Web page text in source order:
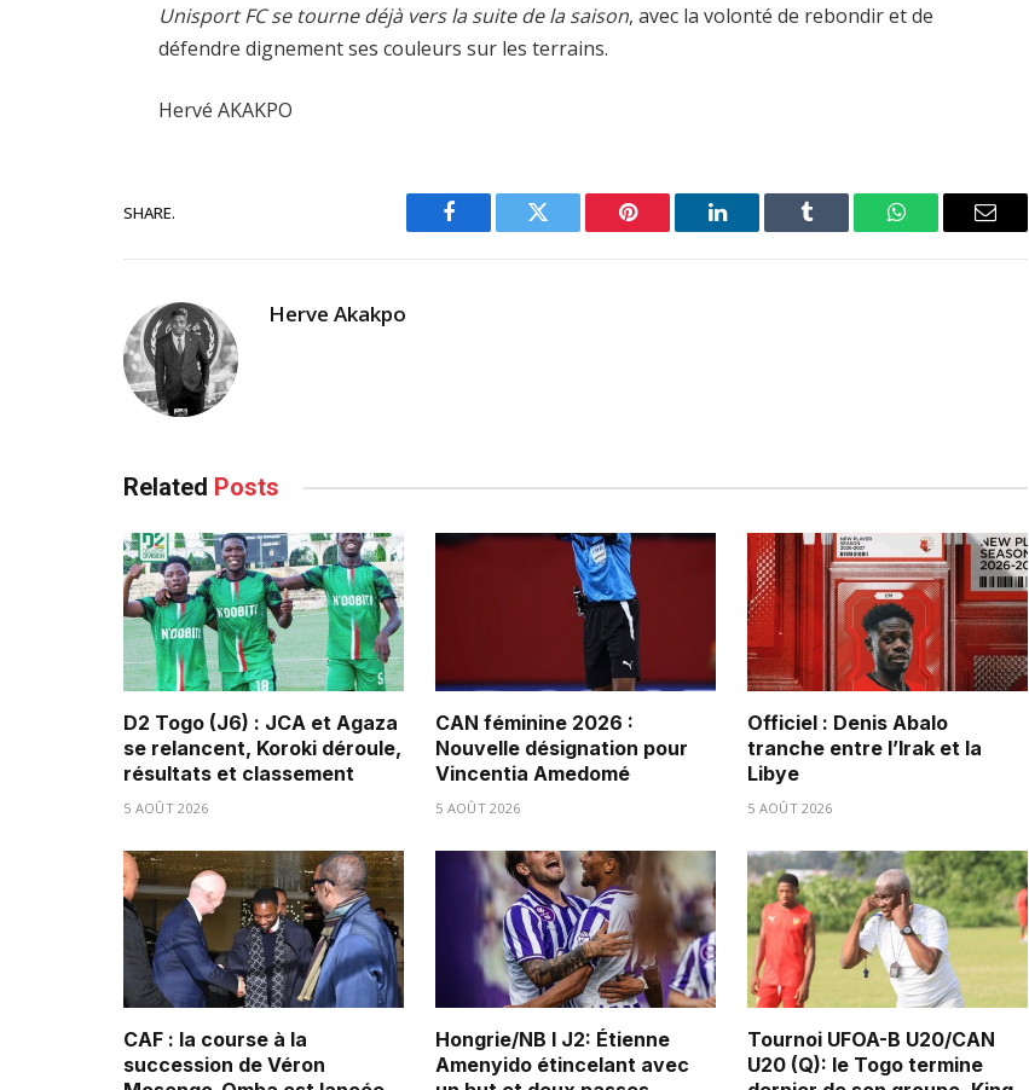
Unisport FC se tourne déjà vers la suite de la saison, avec la volonté de rebondir et de
défendre dignement ses couleurs sur les terrains.
Hervé AKAKPO
SHARE.
Facebook Twitter Pinterest LinkedIn Tumblr WhatsAppEmail
Herve Akakpo
Related Posts
D2 Togo (J6) : JCA et Agaza
se relancent, Koroki déroule,
résultats et classement
5 AOÛT 2026
CAN féminine 2026 :
Nouvelle désignation pour
Vincentia Amedomé
5 AOÛT 2026
Officiel : Denis Abalo
tranche entre l’Irak et la
Libye
5 AOÛT 2026
CAF : la course à la
succession de Véron
Hongrie/NB I J2: Étienne
Amenyido étincelant avec
Tournoi UFOA-B U20/CAN
U20 (Q): le Togo termine